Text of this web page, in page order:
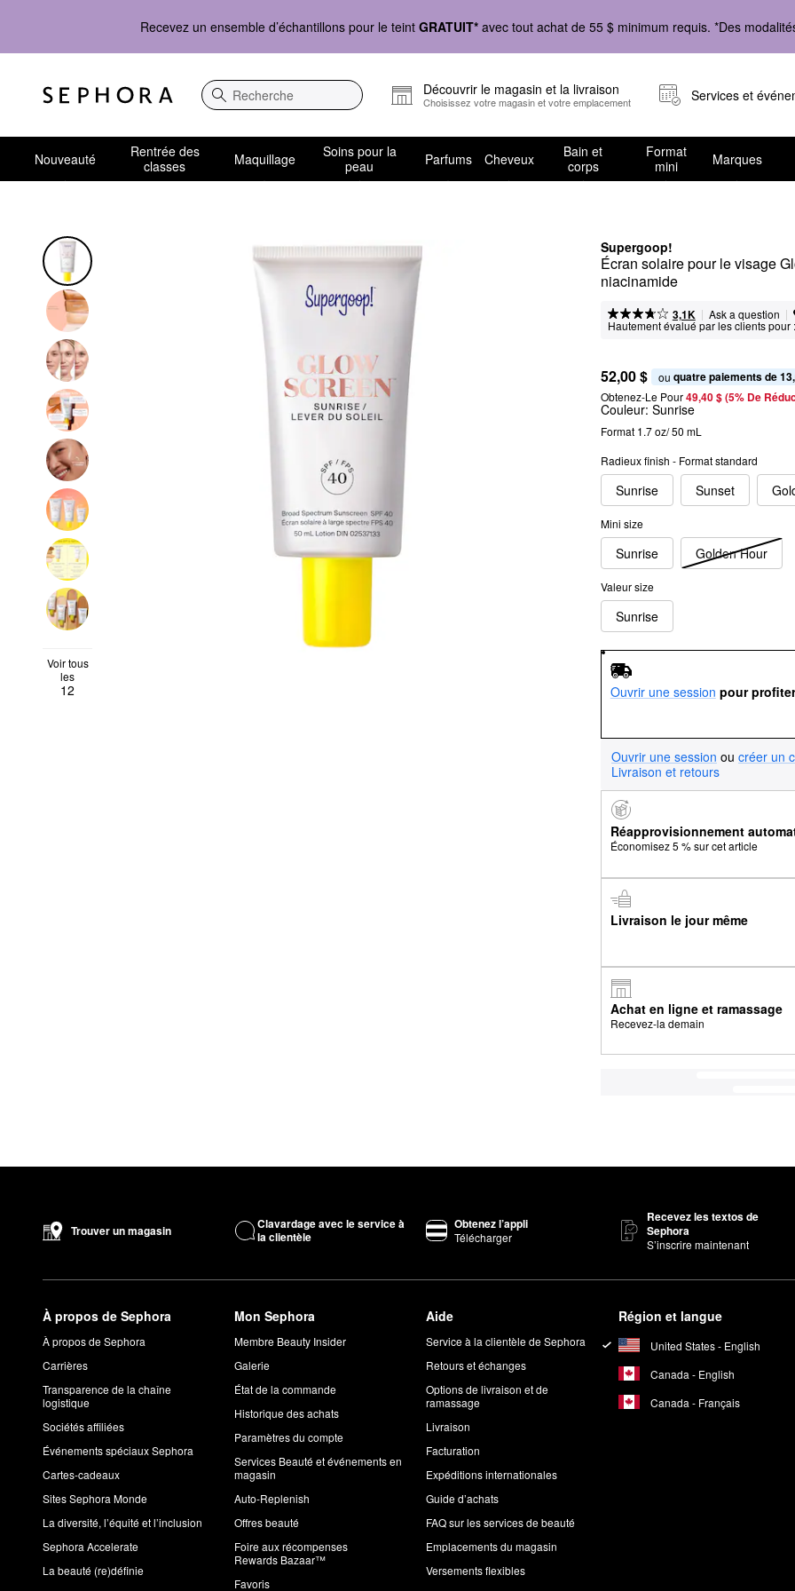
Recevez un ensemble d’échantillons pour le teint GRATUIT* avec tout achat de 55 $ minimum requis. *Des
Recherche
Découvrir le magasin et la livraison
Choisissez votre magasin et votre emplacement Services et
Nouveauté
Rentrée des
classes
Maquillage
Soins pour la
peau
Parfums Cheveux
Bain et
corps
Format
mini
Marques
Supergoop!
Écran solaire pour le visage
niacinamide
3,1K | Ask a question |
Hautement évalué par les clients pour :
Voir tous
les
12
52,00 $ ou quatre paiements de
Obtenez-Le Pour49,40 $ (5% De
Couleur: Sunrise
Format 1.7 oz/ 50 mL
Radieux finish - Format standard
Sunrise Sunset
Mini size
Sunrise Golden Hour
Valeur size
Sunrise
Ouvrir une session pour
Ouvrir une session ou créer un
Livraison et retours
Réapprovisionnement
Économisez 5 % sur cet article
Livraison le jour même
Achat en ligne et ramassage
Recevez-la demain
Trouver un magasin
Clavardage avec le service à
la clientèle
Obtenez l’appli
Télécharger
Recevez les textos de
Sephora
S’inscrire maintenant
À propos de Sephora
À propos de Sephora
Carrières
Transparence de la chaîne
logistique
Sociétés affiliées
Événements spéciaux Sephora
Cartes-cadeaux
Sites Sephora Monde
La diversité, l’équité et l’inclusion
Sephora Accelerate
La beauté (re)définie
Mon Sephora
Membre Beauty Insider
Galerie
État de la commande
Historique des achats
Paramètres du compte
Services Beauté et événements en
magasin
Auto-Replenish
Offres beauté
Foire aux récompenses
Rewards Bazaar™
Favoris
Aide
Service à la clientèle de Sephora
Retours et échanges
Options de livraison et de
ramassage
Livraison
Facturation
Expéditions internationales
Guide d’achats
FAQ sur les services de beauté
Emplacements du magasin
Versements flexibles
Région et langue
United States - English
Canada - English
Canada - Français